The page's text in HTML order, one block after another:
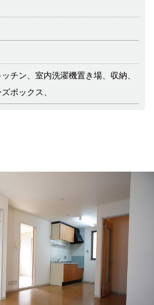
チン、室内洗濯機置き場、収納、
ボックス、